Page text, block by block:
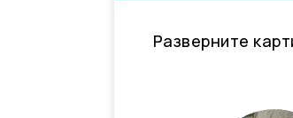
Разверните